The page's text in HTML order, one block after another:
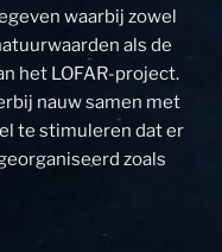
waarbij zowel
als de
het LOFAR-project.
nauw samen met
te stimuleren dat er
zoals